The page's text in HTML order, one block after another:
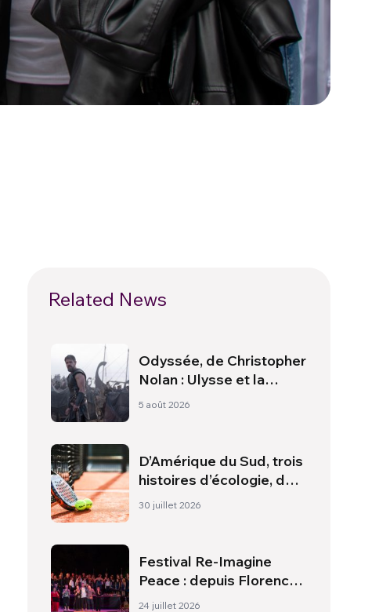
Related News
Odyssée, de Christopher
Nolan : Ulysse et la
nécessité d’une nouvelle
5 août 2026
D’Amérique du Sud, trois
histoires d’écologie, de
sport et de santé
30 juillet 2026
Festival Re-Imagine
Peace : depuis Florence,
un hymne à la paix
24 juillet 2026